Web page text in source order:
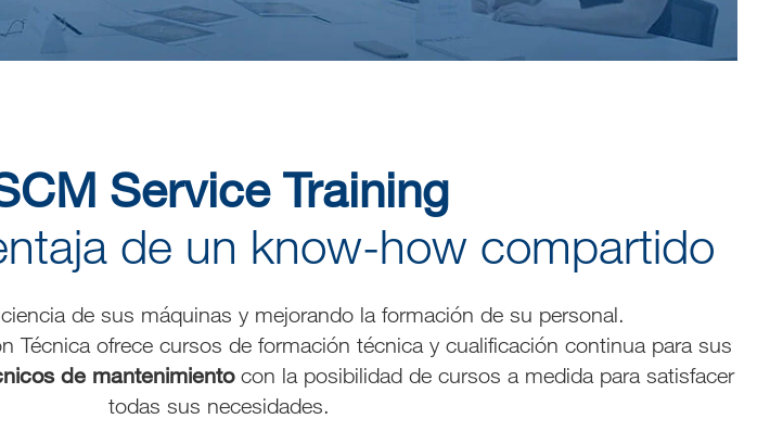
Service Training
de un know-how compartido
de sus máquinas y mejorando la formación de su personal.
Técnica ofrece cursos de formación técnica y cualificación continua para sus
de mantenimientocon la posibilidad de cursos a medida para satisfacer
todas sus necesidades.